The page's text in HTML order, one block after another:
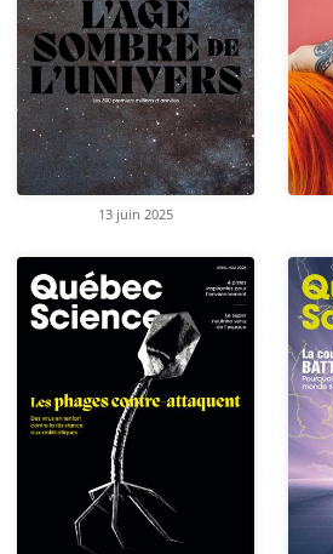
13 juin 2025